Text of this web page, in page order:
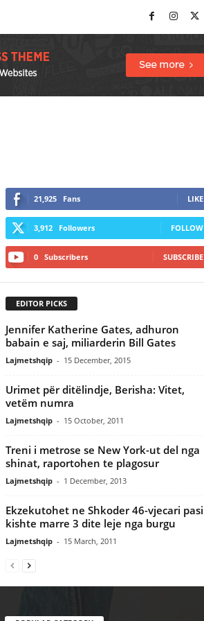
21,925 Fans LIKE
3,912 Followers FOLLOW
0 Subscribers SUBSCRIBE
EDITOR PICKS
Jennifer Katherine Gates, adhuron
babain e saj, miliarderin Bill Gates
Lajmetshqip - 15 December, 2015
Urimet për ditëlindje, Berisha: Vitet,
vetëm numra
Lajmetshqip - 15 October, 2011
Treni i metrose se New York-ut del nga
shinat, raportohen te plagosur
Lajmetshqip - 1 December, 2013
Ekzekutohet ne Shkoder 46-vjecari pasi
kishte marre 3 dite leje nga burgu
Lajmetshqip - 15 March, 2011